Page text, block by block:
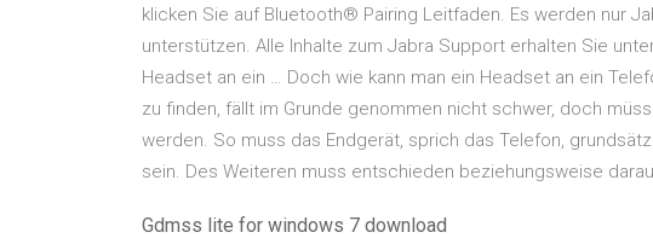
klicken Sie auf Bluetooth® Pairing Leitfaden. Es werden nur
unterstützen. Alle Inhalte zum Jabra Support erhalten Sie
Headset an ein … Doch wie kann man ein Headset an ein
zu finden, fällt im Grunde genommen nicht schwer, doch
werden. So muss das Endgerät, sprich das Telefon,
sein. Des Weiteren muss entschieden beziehungsweise
Gdmss lite for windows 7 download